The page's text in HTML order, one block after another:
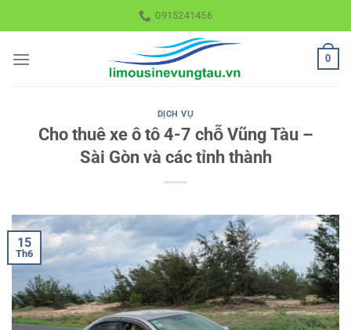
to
0915241456
0
DỊCH VỤ
Cho thuê xe ô tô 4-7 chỗ Vũng Tàu –
Sài Gòn và các tỉnh thành
15
Th6